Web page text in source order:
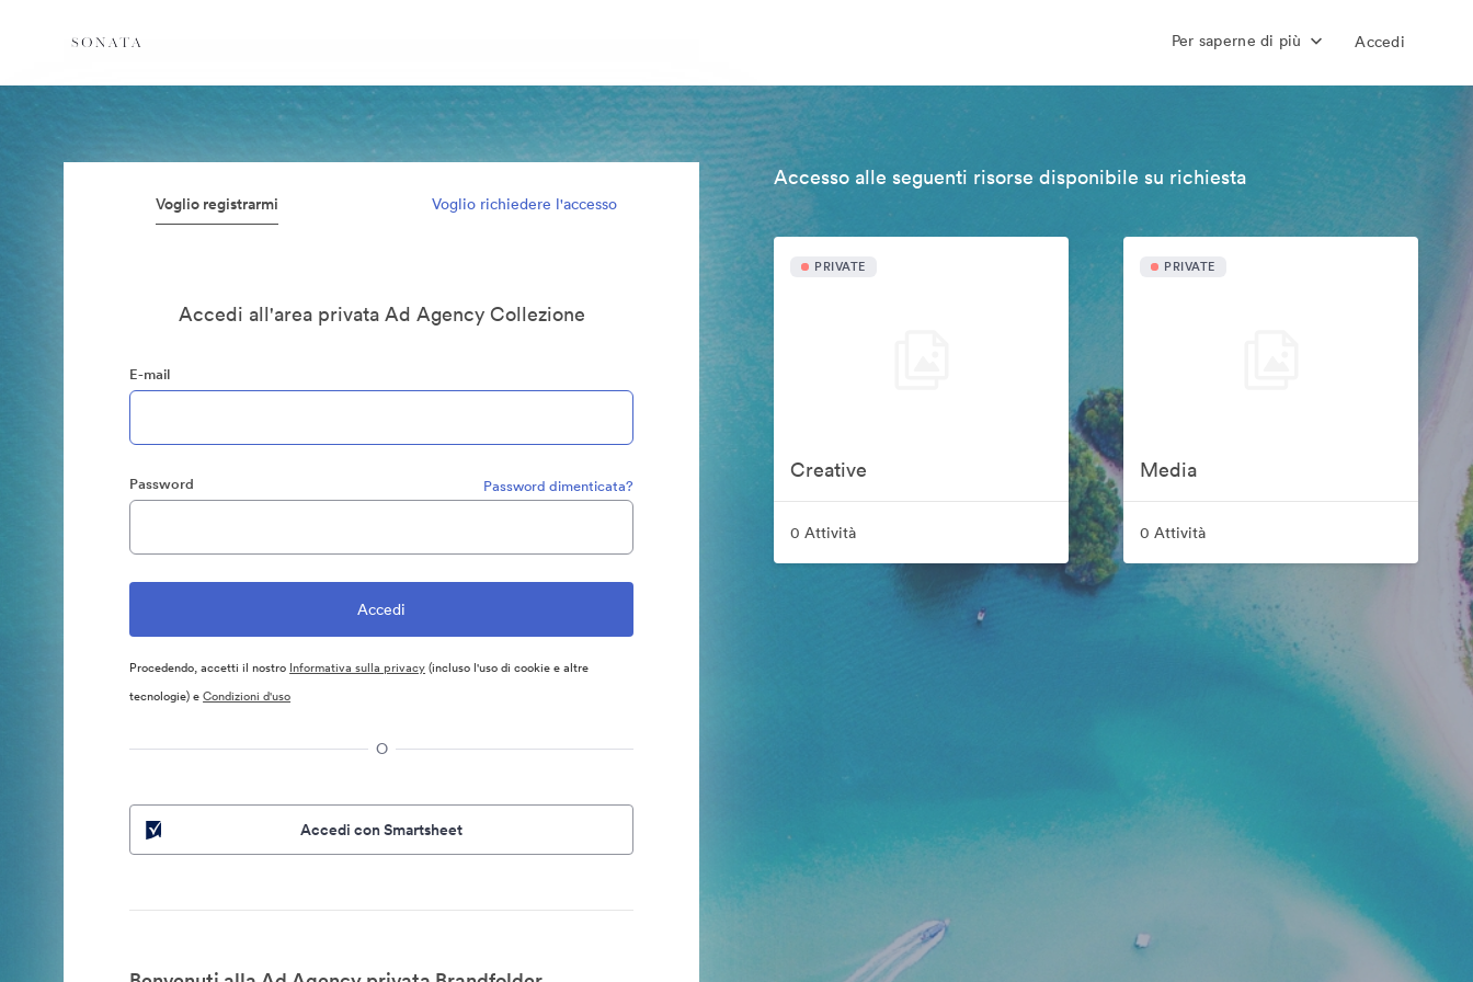
Per saperne di più Accedi
Voglio registrarmi Voglio richiedere l'accesso
Accedi all'area privata Ad Agency Collezione
E-mail
Password Password dimenticata?
Procedendo, accetti il nostro Informativa sulla privacy(incluso l'uso di cookie e altre
tecnologie) eCondizioni d'uso
O
Accedi con Smartsheet
Accesso alle seguenti risorse disponibile su richiesta
PRIVATE
Creative
0 Attività
PRIVATE
Media
0 Attività